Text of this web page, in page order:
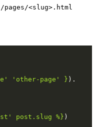
/pages/<slug>.html
'other-page' }).
post.slug %} )